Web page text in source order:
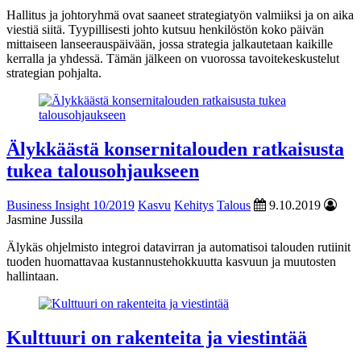
Hallitus ja johtoryhmä ovat saaneet strategiatyön valmiiksi ja on aika
viestiä siitä. Tyypillisesti johto kutsuu henkilöstön koko päivän
mittaiseen lanseerauspäivään, jossa strategia jalkautetaan kaikille
kerralla ja yhdessä. Tämän jälkeen on vuorossa tavoitekeskustelut
strategian pohjalta.
Älykkäästä konsernitalouden ratkaisusta
tukea talousohjaukseen
Business Insight 10/2019 Kasvu Kehitys Talous
9.10.2019
Jasmine Jussila
Älykäs ohjelmisto integroi datavirran ja automatisoi talouden rutiinit
tuoden huomattavaa kustannustehokkuutta kasvuun ja muutosten
hallintaan.
Kulttuuri on rakenteita ja viestintää